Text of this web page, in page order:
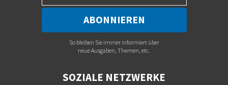
So bleiben Sie immer informiert über
neue Ausgaben, Themen, etc.
SOZIALE NETZWERKE